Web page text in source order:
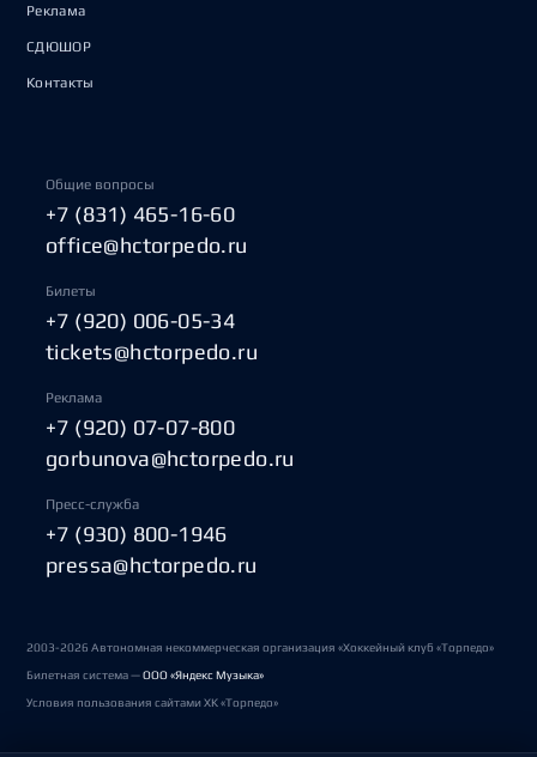
Реклама
СДЮШОР
Контакты
Общие вопросы
+7 (831) 465-16-60
office@hctorpedo.ru
Билеты
+7 (920) 006-05-34
tickets@hctorpedo.ru
Реклама
+7 (920) 07-07-800
gorbunova@hctorpedo.ru
Пресс-служба
+7 (930) 800-1946
pressa@hctorpedo.ru
2003-2026 Автономная некоммерческая организация «Хоккейный клуб «Торпедо»
Билетная система —ООО «Яндекс Музыка»
Условия пользования сайтами ХК «Торпедо»